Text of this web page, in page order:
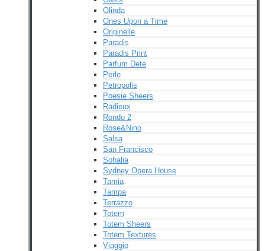
Olinda
Ones Upon a Time
Originelle
Paradis
Paradis Print
Parfum Dete
Perle
Petropolis
Poesie Sheers
Radieux
Rondo 2
Rose&Nino
Salsa
San Francisco
Sohalia
Sydney Opera House
Tamia
Tampa
Terrazzo
Totem
Totem Sheers
Totem Textures
Viaggio